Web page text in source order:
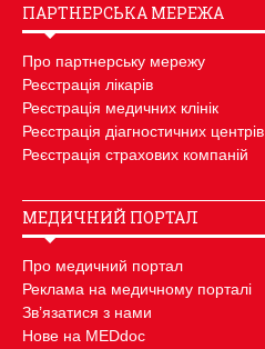
ПАРТНЕРСЬКА МЕРЕЖА
Про партнерську мережу
Реєстрація лікарів
Реєстрація медичних клінік
Реєстрація діагностичних центрів
Реєстрація страхових компаній
МЕДИЧНИЙ ПОРТАЛ
Про медичний портал
Реклама на медичному порталі
Зв’язатися з нами
Нове на MEDdoc